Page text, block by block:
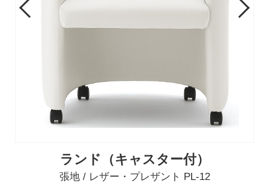
Previous
ランド（キャスター付）
張地 / レザー・プレザント PL-12
Next